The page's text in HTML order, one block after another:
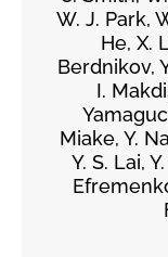
W. J. Park,
He, X.
Berdnikov,
I.
Miake, Y.
Y. S. Lai,